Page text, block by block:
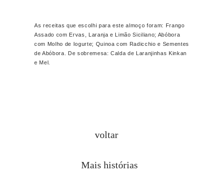
As receitas que escolhi para este almoço foram: Frango
Assado com Ervas, Laranja e Limão Siciliano; Abóbora
com Molho de Iogurte; Quinoa com Radicchio e Sementes
de Abóbora. De sobremesa: Calda de Laranjinhas Kinkan
e Mel.
voltar
Mais histórias